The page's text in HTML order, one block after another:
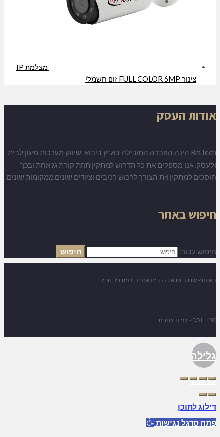
מצלמת IP
צינור FULL COLOR 6MP זום חשמלי
אודות העסק
BmTech הינה החברה המובילה בארץ ביבוא ושיווק מערכות מיגון לבית
ולעסק. אנו מספקים את כל הדרוש למתקין תחת קורת גג אחת ובכך
חוסכים למתקין את הצורך לרכוש רכיבים וציודים שונים ממקומות שונים.
חיפוש באתר
חיפוש עבור: חיפוש
בשיתוף עם וובישראל - בניית אתרים במחירים נוחים
490.CO.IL - בניית אתרים
גלילה
לראש
העמוד
דילוג לתוכן
פתח סרגל נגישות